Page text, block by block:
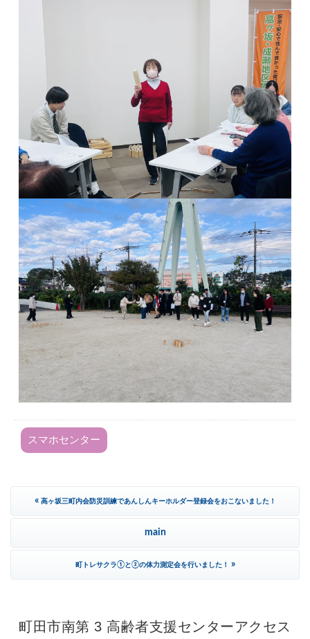
スマホセンター
« 高ヶ坂三町内会防災訓練であんしんキーホルダー登録会をおこないました！
main
町トレサクラ①と②の体力測定会を行いました！ »
町田市南第 3 高齢者支援センターアクセス